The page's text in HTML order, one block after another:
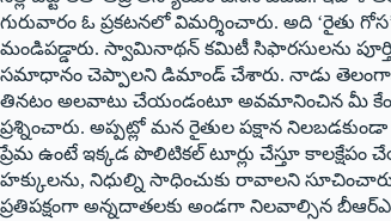
గురువారం ఓ ప్రకటనలో విమర్శించారు. అది ‘రైతు
మండిపడ్డారు. స్వామినాథన్ కమిటీ సిఫారసులను
సమాధానం చెప్పాలని డిమాండ్ చేశారు. నాడు
తినటం అలవాటు చేయండంటూ అవమానించిన మీ
ప్రశ్నించారు. అప్పట్లో మన రైతుల పక్షాన
ప్రేమ ఉంటే ఇక్కడ పొలిటికల్ టూర్లు చేస్తూ
హక్కులను, నిధుల్ని సాధించుకు రావాలని
ప్రతిపక్షంగా అన్నదాతలకు అండగా నిలవాల్సిన